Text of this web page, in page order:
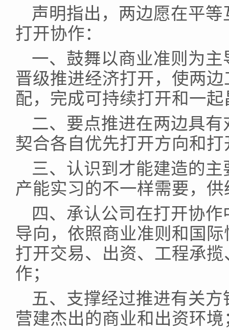
声明指出，两边愿在平
打开协作：
一、鼓舞以商业准则为
晋级推进经济打开，使两
配，完成可持续打开和一
二、要点推进在两边具
契合各自优先打开方向和
三、认识到才能建造的
产能实习的不一样需要，
四、承认公司在打开协
导向，依照商业准则和国
打开交易、出资、工程承
作；
五、支撑经过推进有关
营建杰出的商业和出资环境